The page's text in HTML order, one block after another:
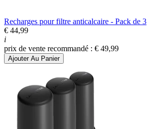
Recharges pour filtre anticalcaire - Pack de 3
€ 44,99
i
prix de vente recommandé : € 49,99
Ajouter Au Panier